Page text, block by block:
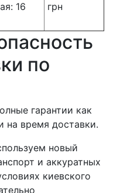
16
грн
по
гарантии как
на время доставки.
новый
и аккуратных
киевского